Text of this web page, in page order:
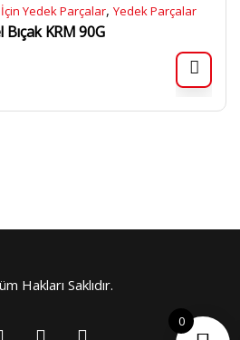
Yedek Parçalar, Yedek Parçalar
KRM 90G
Hakları Saklıdır.
0